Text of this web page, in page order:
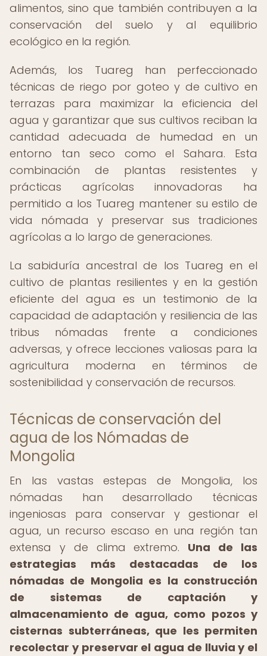
alimentos, sino que también contribuyen a la
conservación del suelo y al equilibrio
ecológico en la región.
Además, los Tuareg han perfeccionado
técnicas de riego por goteo y de cultivo en
terrazas para maximizar la eficiencia del
agua y garantizar que sus cultivos reciban la
cantidad adecuada de humedad en un
entorno tan seco como el Sahara. Esta
combinación de plantas resistentes y
prácticas agrícolas innovadoras ha
permitido a los Tuareg mantener su estilo de
vida nómada y preservar sus tradiciones
agrícolas a lo largo de generaciones.
La sabiduría ancestral de los Tuareg en el
cultivo de plantas resilientes y en la gestión
eficiente del agua es un testimonio de la
capacidad de adaptación y resiliencia de las
tribus nómadas frente a condiciones
adversas, y ofrece lecciones valiosas para la
agricultura moderna en términos de
sostenibilidad y conservación de recursos.
Técnicas de conservación del
agua de los Nómadas de
Mongolia
En las vastas estepas de Mongolia, los
nómadas han desarrollado técnicas
ingeniosas para conservar y gestionar el
agua, un recurso escaso en una región tan
extensa y de clima extremo. Una de las
estrategias más destacadas de los
nómadas de Mongolia es la construcción
de sistemas de captación y
almacenamiento de agua, como pozos y
cisternas subterráneas, que les permiten
recolectar y preservar el agua de lluvia y el